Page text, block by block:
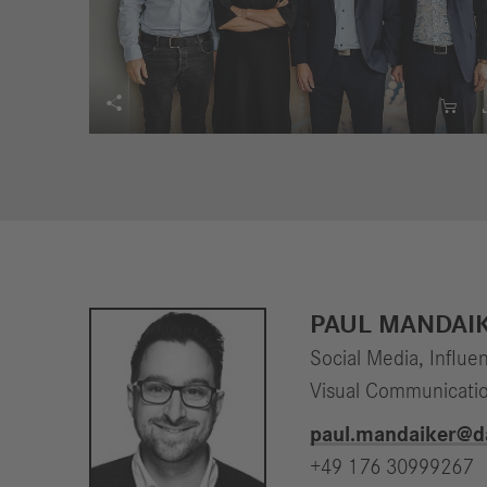
 
PAUL
Social Media,
Visual
+49 176 30999267